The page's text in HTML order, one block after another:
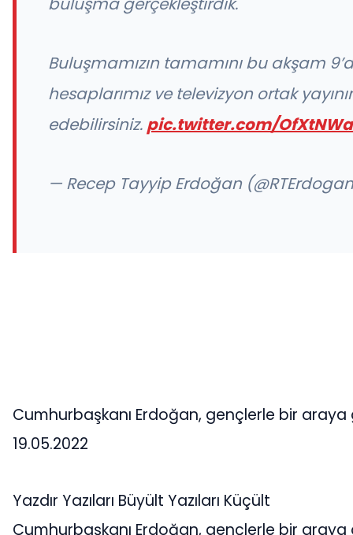
Buluşmamızın tamamını bu akşam
hesaplarımız ve televizyon ortak
edebilirsiniz. pic.twitter.com/
— Recep Tayyip Erdoğan
Cumhurbaşkanı Erdoğan, gençlerle bir araya
19.05.2022
Yazdır Yazıları Büyült Yazıları Küçült
Cumhurbaşkanı Erdoğan, gençlerle bir araya